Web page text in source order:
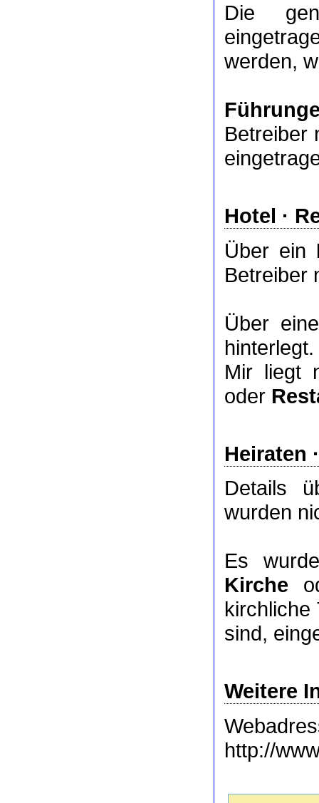
Die
werden,
Betreiber
Hotel ·
Über ein
Betreiber
Über
hinterlegt.
Mir liegt
oder
Heiraten
Details
wurden
Es
Kirche
kirchliche
sind,
Weitere
http://